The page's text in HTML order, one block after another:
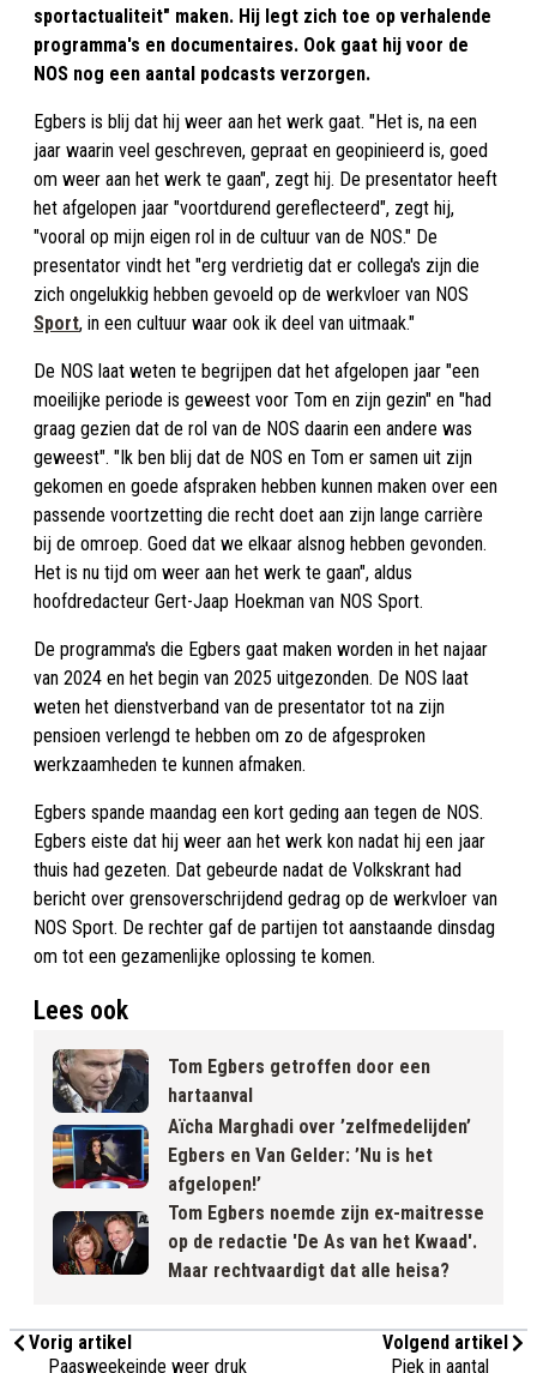
sportactualiteit" maken. Hij legt zich toe op verhalende
programma's en documentaires. Ook gaat hij voor de
NOS nog een aantal podcasts verzorgen.
Egbers is blij dat hij weer aan het werk gaat. "Het is, na een
jaar waarin veel geschreven, gepraat en geopinieerd is, goed
om weer aan het werk te gaan", zegt hij. De presentator heeft
het afgelopen jaar "voortdurend gereflecteerd", zegt hij,
"vooral op mijn eigen rol in de cultuur van de NOS." De
presentator vindt het "erg verdrietig dat er collega's zijn die
zich ongelukkig hebben gevoeld op de werkvloer van NOS
Sport, in een cultuur waar ook ik deel van uitmaak."
De NOS laat weten te begrijpen dat het afgelopen jaar "een
moeilijke periode is geweest voor Tom en zijn gezin" en "had
graag gezien dat de rol van de NOS daarin een andere was
geweest". "Ik ben blij dat de NOS en Tom er samen uit zijn
gekomen en goede afspraken hebben kunnen maken over een
passende voortzetting die recht doet aan zijn lange carrière
bij de omroep. Goed dat we elkaar alsnog hebben gevonden.
Het is nu tijd om weer aan het werk te gaan", aldus
hoofdredacteur Gert-Jaap Hoekman van NOS Sport.
De programma's die Egbers gaat maken worden in het najaar
van 2024 en het begin van 2025 uitgezonden. De NOS laat
weten het dienstverband van de presentator tot na zijn
pensioen verlengd te hebben om zo de afgesproken
werkzaamheden te kunnen afmaken.
Egbers spande maandag een kort geding aan tegen de NOS.
Egbers eiste dat hij weer aan het werk kon nadat hij een jaar
thuis had gezeten. Dat gebeurde nadat de Volkskrant had
bericht over grensoverschrijdend gedrag op de werkvloer van
NOS Sport. De rechter gaf de partijen tot aanstaande dinsdag
om tot een gezamenlijke oplossing te komen.
Lees ook
Tom Egbers getroffen door een
hartaanval
Aïcha Marghadi over ’zelfmedelijden’
Egbers en Van Gelder: ’Nu is het
afgelopen!’
Tom Egbers noemde zijn ex-maitresse
op de redactie 'De As van het Kwaad'.
Maar rechtvaardigt dat alle heisa?
Vorig artikel
Paasweekeinde weer druk
Volgend artikel
Piek in aantal